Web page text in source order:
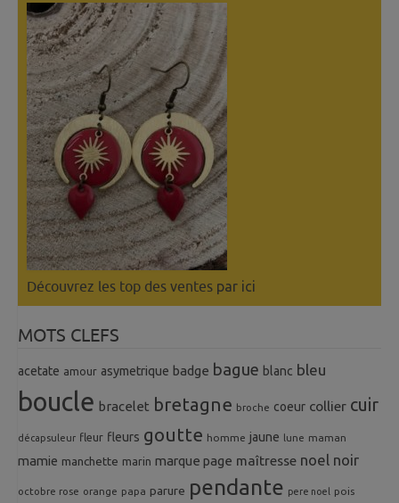
Découvrez les top des ventes par ici
MOTS CLEFS
acetate amour asymetrique badge bague blanc bleu
boucle bracelet bretagne broche coeur collier cuir
décapsuleur fleur fleurs goutte homme jaune lune maman
mamie manchette marin marque page maîtresse noel noir
octobre rose orange papa parure pendante pere noel pois